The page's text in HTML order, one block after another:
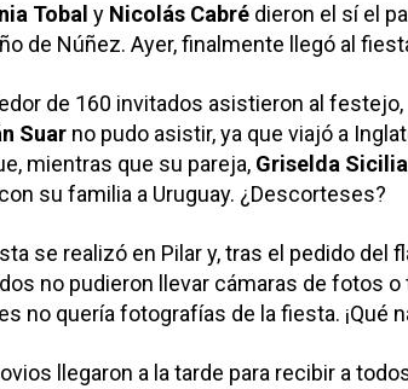
Tobal y Nicolás Cabré dieron el sí el
de Núñez. Ayer, finalmente llegó al
de 160 invitados asistieron al
Suar no pudo asistir, ya que viajó a
mientras que su pareja, Griselda
su familia a Uruguay. ¿Descorteses?
se realizó en Pilar y, tras el pedido del
no pudieron llevar cámaras de fotos
no quería fotografías de la fiesta. ¡Qué
llegaron a la tarde para recibir a